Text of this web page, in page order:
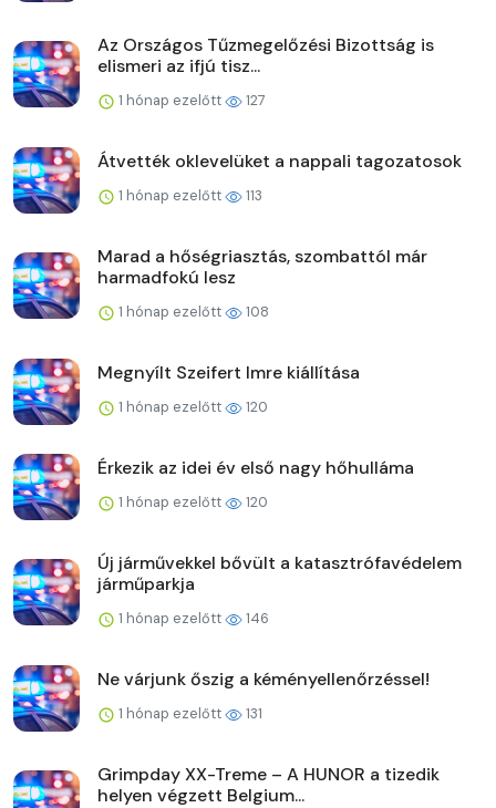
Az Országos Tűzmegelőzési Bizottság is
elismeri az ifjú tisz...
1 hónap ezelőtt 127
Átvették oklevelüket a nappali tagozatosok
1 hónap ezelőtt 113
Marad a hőségriasztás, szombattól már
harmadfokú lesz
1 hónap ezelőtt 108
Megnyílt Szeifert Imre kiállítása
1 hónap ezelőtt 120
Érkezik az idei év első nagy hőhulláma
1 hónap ezelőtt 120
Új járművekkel bővült a katasztrófavédelem
járműparkja
1 hónap ezelőtt 146
Ne várjunk őszig a kéményellenőrzéssel!
1 hónap ezelőtt 131
Grimpday XX-Treme – A HUNOR a tizedik
helyen végzett Belgium...